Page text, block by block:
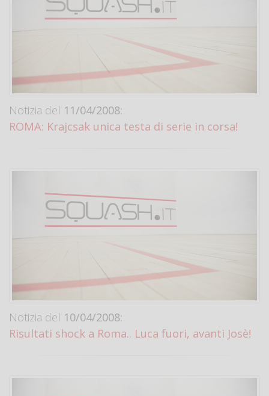
Notizia del 11/04/2008:
ROMA: Krajcsak unica testa di serie in corsa!
Notizia del 10/04/2008:
Risultati shock a Roma.. Luca fuori, avanti Josè!